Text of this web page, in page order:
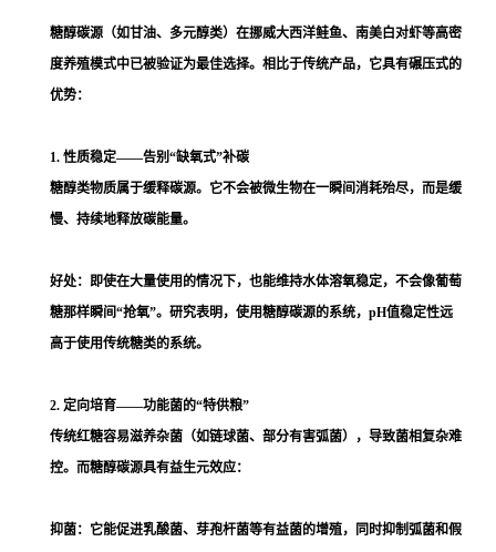
糖醇碳源（如甘油、多元醇类）在挪威大西洋鲑鱼、南美白对虾等高密
度养殖模式中已被验证为最佳选择。相比于传统产品，它具有碾压式的
优势：
1. 性质稳定——告别“缺氧式”补碳
糖醇类物质属于缓释碳源。它不会被微生物在一瞬间消耗殆尽，而是缓
慢、持续地释放碳能量。
好处：即使在大量使用的情况下，也能维持水体溶氧稳定，不会像葡萄
糖那样瞬间“抢氧”。研究表明，使用糖醇碳源的系统，pH值稳定性远
高于使用传统糖类的系统。
2. 定向培育——功能菌的“特供粮”
传统红糖容易滋养杂菌（如链球菌、部分有害弧菌），导致菌相复杂难
控。而糖醇碳源具有益生元效应：
抑菌：它能促进乳酸菌、芽孢杆菌等有益菌的增殖，同时抑制弧菌和假